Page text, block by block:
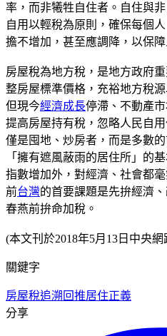
率，而非犧牲自住者。自住與
自用以輕稅為原則，確保每個
擔不增加，甚至應調降，以保
房屋稅為地方稅，是地方政府
整房屋標準價格，充裕地方稅
但現今經濟成長停滯、不動產
提高房屋持有稅，忽略人民自
僅是囤地、炒房者，而是多數
「擁有遮風蔽雨的居住所」的
指數增加外，對經濟、社會都
前台灣的首要課題是先拚經濟
春燕前拚命加稅。
(本文刊於2018年5月13日中央
關鍵字
房屋稅追溯回推居住正義
分享